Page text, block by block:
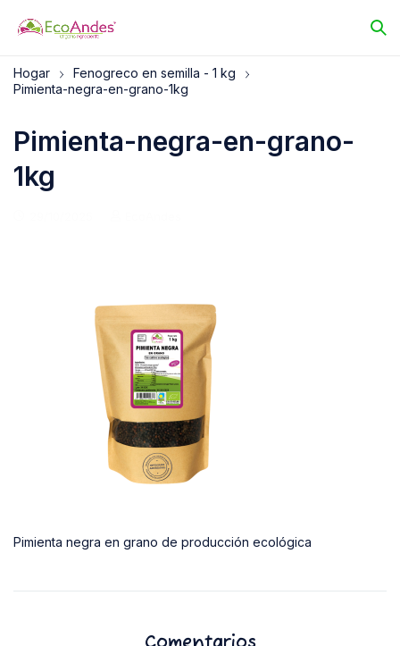
Hogar
Fenogreco en semilla - 1 kg
Pimienta-negra-en-grano-1kg
Pimienta-negra-en-grano-
1kg
Pimienta negra en grano de producción ecológica